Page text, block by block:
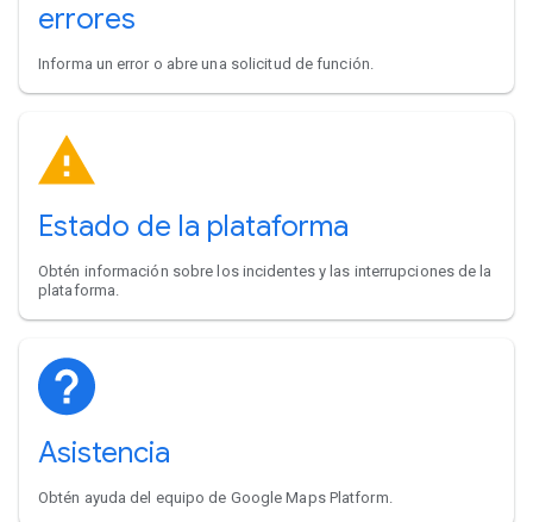
errores
Informa un error o abre una solicitud de función.
Estado de la plataforma
Obtén información sobre los incidentes y las interrupciones de la
plataforma.
Asistencia
Obtén ayuda del equipo de Google Maps Platform.